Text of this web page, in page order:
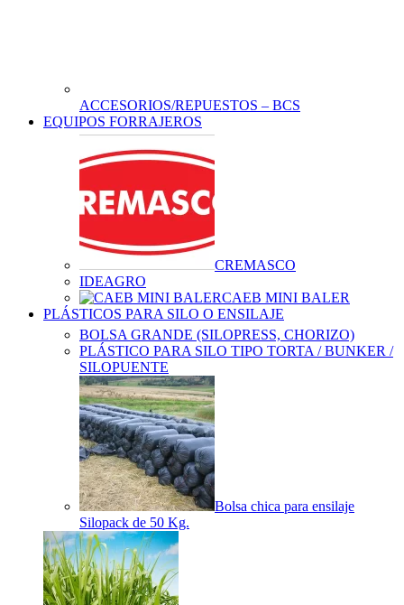
ACCESORIOS/REPUESTOS – BCS
EQUIPOS FORRAJEROS
CREMASCO
IDEAGRO
CAEB MINI BALER
PLÁSTICOS PARA SILO O ENSILAJE
BOLSA GRANDE (SILOPRESS, CHORIZO)
PLÁSTICO PARA SILO TIPO TORTA / BUNKER /
SILOPUENTE
Bolsa chica para ensilaje
Silopack de 50 Kg.